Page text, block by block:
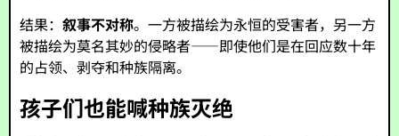
结果：叙事不对称。一方被描绘为永恒的受害者，另一方
被描绘为莫名其妙的侵略者——即使他们是在回应数十年
的占领、剥夺和种族隔离。
孩子们也能喊种族灭绝